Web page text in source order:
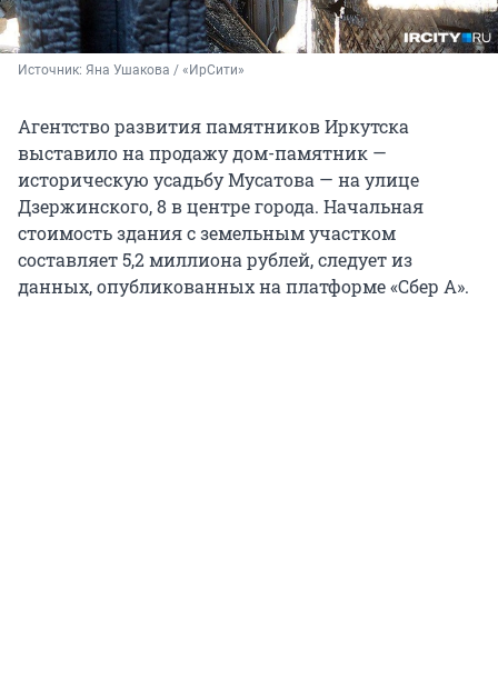
Источник: Яна Ушакова / «ИрСити»
Агентство развития памятников Иркутска
выставило на продажу дом-памятник —
историческую усадьбу Мусатова — на улице
Дзержинского, 8 в центре города. Начальная
стоимость здания с земельным участком
составляет 5,2 миллиона рублей, следует из
данных, опубликованных на платформе «Сбер А».